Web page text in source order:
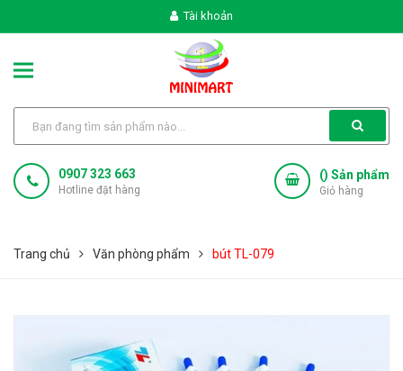
Tài khoản
0907 323 663
Hotline đặt hàng
() Sản phẩm
Giỏ hàng
Trang chủ Văn phòng phẩm bút TL-079